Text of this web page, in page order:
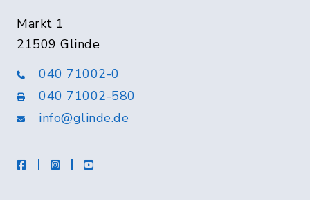
Markt 1
21509 Glinde
040 71002-0
040 71002-580
info@glinde.de
facebookinstagramYoutube